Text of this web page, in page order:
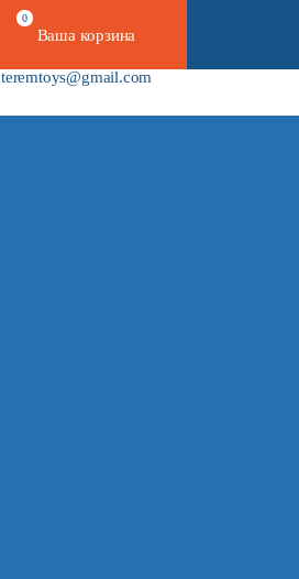
+7 800 100 39 10
teremtoys@gmail.com
0
Ваша корзина